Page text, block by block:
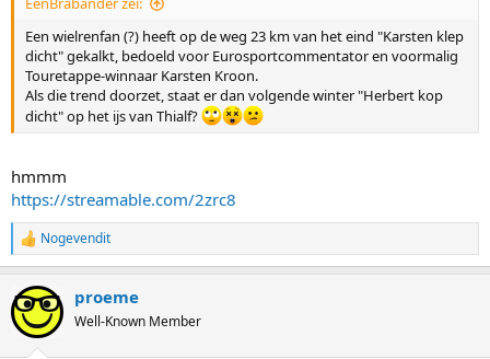
Een wielrenfan (?) heeft op de weg 23 km van het eind "Karsten klep
dicht" gekalkt, bedoeld voor Eurosportcommentator en voormalig
Touretappe-winnaar Karsten Kroon.
Als die trend doorzet, staat er dan volgende winter "Herbert kop
dicht" op het ijs van Thialf?
hmmm
https://streamable.com/2zrc8
R
e
c
t
i
Nogevendit
proeme
Well-Known Member